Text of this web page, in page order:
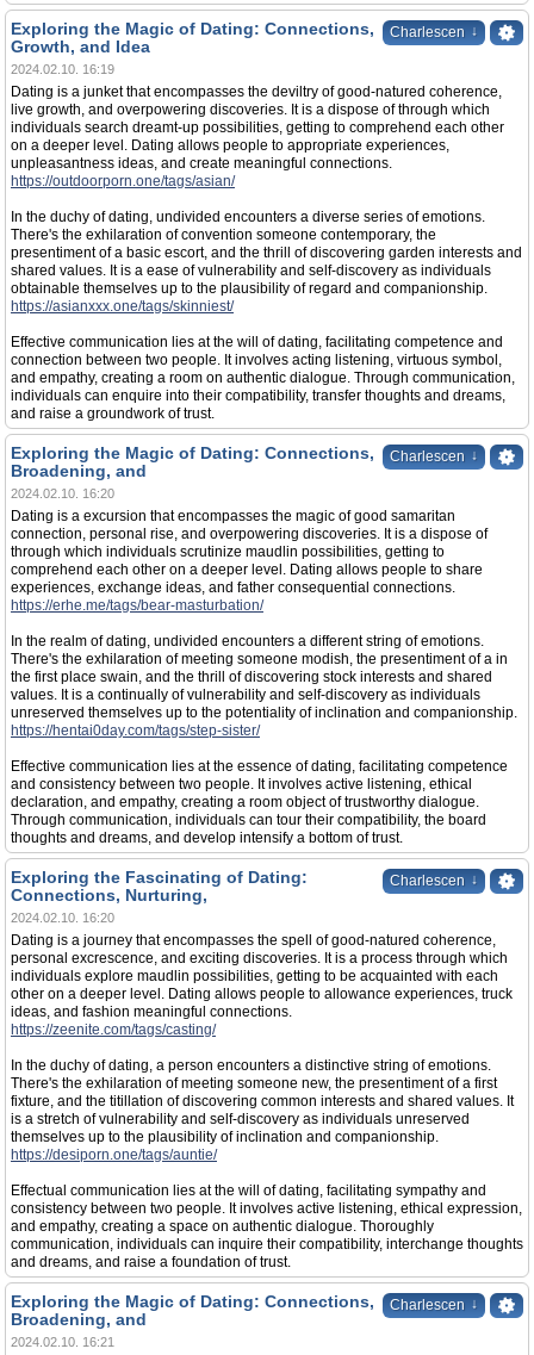
Charlescen ↓
Exploring the Magic of Dating: Connections,
Growth, and Idea
2024.02.10. 16:19
Dating is a junket that encompasses the deviltry of good-natured coherence,
live growth, and overpowering discoveries. It is a dispose of through which
individuals search dreamt-up possibilities, getting to comprehend each other
on a deeper level. Dating allows people to appropriate experiences,
unpleasantness ideas, and create meaningful connections.
https://outdoorporn.one/tags/asian/
In the duchy of dating, undivided encounters a diverse series of emotions.
There's the exhilaration of convention someone contemporary, the
presentiment of a basic escort, and the thrill of discovering garden interests and
shared values. It is a ease of vulnerability and self-discovery as individuals
obtainable themselves up to the plausibility of regard and companionship.
https://asianxxx.one/tags/skinniest/
Effective communication lies at the will of dating, facilitating competence and
connection between two people. It involves acting listening, virtuous symbol,
and empathy, creating a room on authentic dialogue. Through communication,
individuals can enquire into their compatibility, transfer thoughts and dreams,
and raise a groundwork of trust.
Charlescen ↓
Exploring the Magic of Dating: Connections,
Broadening, and
2024.02.10. 16:20
Dating is a excursion that encompasses the magic of good samaritan
connection, personal rise, and overpowering discoveries. It is a dispose of
through which individuals scrutinize maudlin possibilities, getting to
comprehend each other on a deeper level. Dating allows people to share
experiences, exchange ideas, and father consequential connections.
https://erhe.me/tags/bear-masturbation/
In the realm of dating, undivided encounters a different string of emotions.
There's the exhilaration of meeting someone modish, the presentiment of a in
the first place swain, and the thrill of discovering stock interests and shared
values. It is a continually of vulnerability and self-discovery as individuals
unreserved themselves up to the potentiality of inclination and companionship.
https://hentai0day.com/tags/step-sister/
Effective communication lies at the essence of dating, facilitating competence
and consistency between two people. It involves active listening, ethical
declaration, and empathy, creating a room object of trustworthy dialogue.
Through communication, individuals can tour their compatibility, the board
thoughts and dreams, and develop intensify a bottom of trust.
Charlescen ↓
Exploring the Fascinating of Dating:
Connections, Nurturing,
2024.02.10. 16:20
Dating is a journey that encompasses the spell of good-natured coherence,
personal excrescence, and exciting discoveries. It is a process through which
individuals explore maudlin possibilities, getting to be acquainted with each
other on a deeper level. Dating allows people to allowance experiences, truck
ideas, and fashion meaningful connections.
https://zeenite.com/tags/casting/
In the duchy of dating, a person encounters a distinctive string of emotions.
There's the exhilaration of meeting someone new, the presentiment of a first
fixture, and the titillation of discovering common interests and shared values. It
is a stretch of vulnerability and self-discovery as individuals unreserved
themselves up to the plausibility of inclination and companionship.
https://desiporn.one/tags/auntie/
Effectual communication lies at the will of dating, facilitating sympathy and
consistency between two people. It involves active listening, ethical expression,
and empathy, creating a space on authentic dialogue. Thoroughly
communication, individuals can inquire their compatibility, interchange thoughts
and dreams, and raise a foundation of trust.
Charlescen ↓
Exploring the Magic of Dating: Connections,
Broadening, and
2024.02.10. 16:21